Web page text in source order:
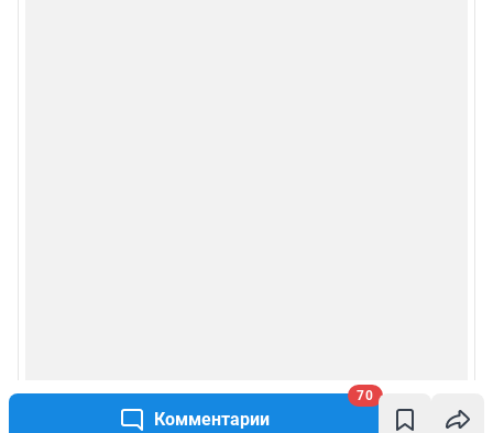
Комментарии
70